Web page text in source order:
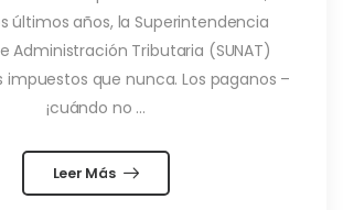
últimos años, la Superintendencia
Administración Tributaria (SUNAT)
que nunca. Los paganos –
¡cuándo no ...
Leer Más